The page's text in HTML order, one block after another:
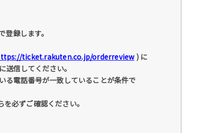
録します。
ticket.rakuten.co.jp/orderreview) に
信してください。
る電話番号が一致していることが条件で
を必ずご確認ください。